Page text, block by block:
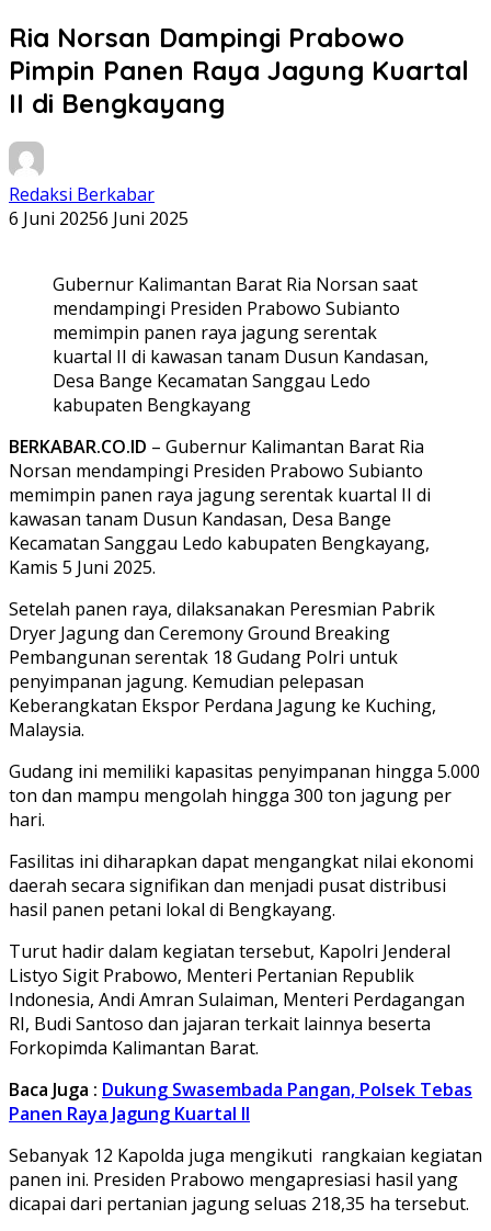
Ria Norsan Dampingi Prabowo
Pimpin Panen Raya Jagung Kuartal
II di Bengkayang
Redaksi Berkabar
6 Juni 20256 Juni 2025
Gubernur Kalimantan Barat Ria Norsan saat
mendampingi Presiden Prabowo Subianto
memimpin panen raya jagung serentak
kuartal II di kawasan tanam Dusun Kandasan,
Desa Bange Kecamatan Sanggau Ledo
kabupaten Bengkayang
BERKABAR.CO.ID – Gubernur Kalimantan Barat Ria
Norsan mendampingi Presiden Prabowo Subianto
memimpin panen raya jagung serentak kuartal II di
kawasan tanam Dusun Kandasan, Desa Bange
Kecamatan Sanggau Ledo kabupaten Bengkayang,
Kamis 5 Juni 2025.
Setelah panen raya, dilaksanakan Peresmian Pabrik
Dryer Jagung dan Ceremony Ground Breaking
Pembangunan serentak 18 Gudang Polri untuk
penyimpanan jagung. Kemudian pelepasan
Keberangkatan Ekspor Perdana Jagung ke Kuching,
Malaysia.
Gudang ini memiliki kapasitas penyimpanan hingga 5.000
ton dan mampu mengolah hingga 300 ton jagung per
hari.
Fasilitas ini diharapkan dapat mengangkat nilai ekonomi
daerah secara signifikan dan menjadi pusat distribusi
hasil panen petani lokal di Bengkayang.
Turut hadir dalam kegiatan tersebut, Kapolri Jenderal
Listyo Sigit Prabowo, Menteri Pertanian Republik
Indonesia, Andi Amran Sulaiman, Menteri Perdagangan
RI, Budi Santoso dan jajaran terkait lainnya beserta
Forkopimda Kalimantan Barat.
Baca Juga : Dukung Swasembada Pangan, Polsek Tebas
Panen Raya Jagung Kuartal II
Sebanyak 12 Kapolda juga mengikuti rangkaian kegiatan
panen ini. Presiden Prabowo mengapresiasi hasil yang
dicapai dari pertanian jagung seluas 218,35 ha tersebut.